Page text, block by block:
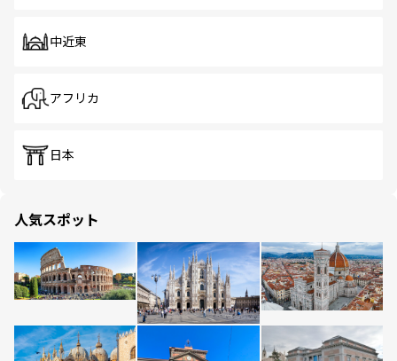
中近東
アフリカ
日本
人気スポット